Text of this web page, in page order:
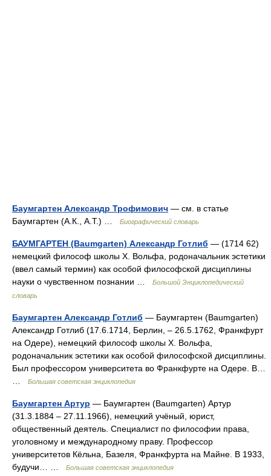
Баумгартен Александр Трофимович — см. в статье
Баумгартен (А.К., А.Т.) …
Биографический словарь
БАУМГАРТЕН (Baumgarten) Александр Готлиб — (1714 62)
немецкий философ школы Х. Вольфа, родоначальник эстетики
(ввел самый термин) как особой философской дисциплины
науки о чувственном познании …
Большой Энциклопедический
словарь
Баумгартен Александр Готлиб — Баумгартен (Baumgarten)
Александр Готлиб (17.6.1714, Берлин, ‒ 26.5.1762, Франкфурт
на Одере), немецкий философ школы Х. Вольфа,
родоначальник эстетики как особой философской дисциплины.
Был профессором университета во Франкфурте на Одере. В…
Большая советская энциклопедия
Баумгартен Артур — Баумгартен (Baumgarten) Артур
(31.3.1884 ‒ 27.11.1966), немецкий учёный, юрист,
общественный деятель. Специалист по философии права,
уголовному и международному праву. Профессор
университетов Кёльна, Базеля, Франкфурта на Майне. В 1933,
будучи… …
Большая советская энциклопедия